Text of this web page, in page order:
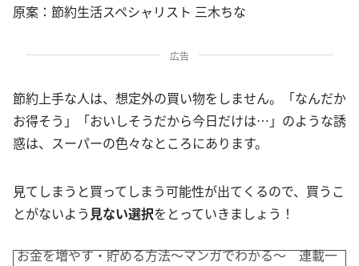
原案：節約生活スペシャリスト 三木ちな
広告
節約上手な人は、想定外の買い物をしません。「なんだか
お得そう」「おいしそうだから今日だけは…」のような誘
惑は、スーパーの色々なところにあります。
見てしまうと買ってしまう可能性が出てくるので、買うこ
とがないよう 見ない選択をとっていきましょう！
お金を増やす・貯める方法～マンガでわかる～ 連載一